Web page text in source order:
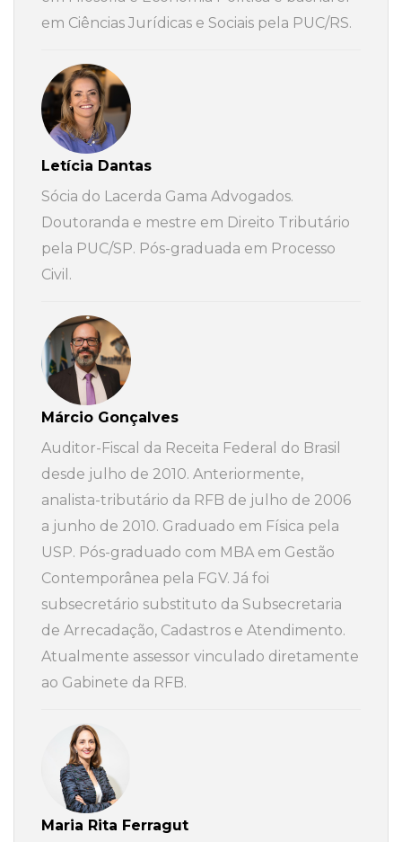
em Ciências Jurídicas e Sociais pela PUC/RS.
Letícia Dantas
Sócia do Lacerda Gama Advogados.
Doutoranda e mestre em Direito Tributário
pela PUC/SP. Pós-graduada em Processo
Civil.
Márcio Gonçalves
Auditor-Fiscal da Receita Federal do Brasil
desde julho de 2010. Anteriormente,
analista-tributário da RFB de julho de 2006
a junho de 2010. Graduado em Física pela
USP. Pós-graduado com MBA em Gestão
Contemporânea pela FGV. Já foi
subsecretário substituto da Subsecretaria
de Arrecadação, Cadastros e Atendimento.
Atualmente assessor vinculado diretamente
ao Gabinete da RFB.
Maria Rita Ferragut